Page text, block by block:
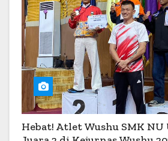
Hebat! Atlet Wushu SMK